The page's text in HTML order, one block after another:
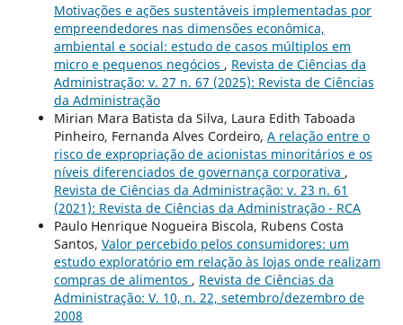
Motivações e ações sustentáveis implementadas por
empreendedores nas dimensões econômica,
ambiental e social: estudo de casos múltiplos em
micro e pequenos negócios , Revista de Ciências da
Administração: v. 27 n. 67 (2025): Revista de Ciências
da Administração
Mirian Mara Batista da Silva, Laura Edith Taboada
Pinheiro, Fernanda Alves Cordeiro, A relação entre o
risco de expropriação de acionistas minoritários e os
níveis diferenciados de governança corporativa ,
Revista de Ciências da Administração: v. 23 n. 61
(2021): Revista de Ciências da Administração - RCA
Paulo Henrique Nogueira Biscola, Rubens Costa
Santos, Valor percebido pelos consumidores: um
estudo exploratório em relação às lojas onde realizam
compras de alimentos , Revista de Ciências da
Administração: V. 10, n. 22, setembro/dezembro de
2008